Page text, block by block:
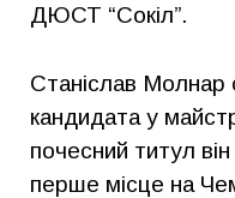
ДЮСТ “Сокіл”.
Станіслав Молнар
кандидата у
почесний титул
перше місце на